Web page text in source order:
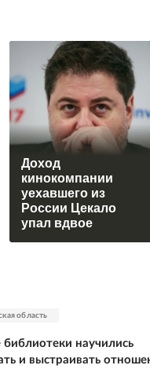
Доход
кинокомпании
уехавшего из
России Цекало
упал вдвое
область
библиотеки научились
и выстраивать